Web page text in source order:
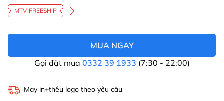
MTV-FREESHIP
MUA NGAY
Gọi đặt mua 0332 39 1933 (7:30 - 22:00)
May in+thêu logo theo yêu cầu